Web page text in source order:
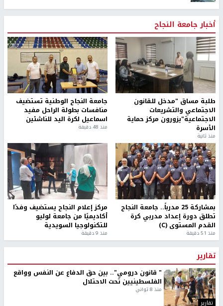
أخبار جامعة النجاح
طلبة مساق "مدخل للقانون
الاجتماعي والتشريعات
الاجتماعية"يزورون مركز حماية
الأسرة
منذ ثانية
جامعة النجاح الوطنية تستضيف
منافسات بطولة الراحل مفيد
اسماعيل لكرة اليد للناشئين
منذ 48 دقيقة
بمشاركة 25 مدرباً.. جامعة النجاح
تطلق دورة إعداد مدربي كرة
القدم المستوى (C)
منذ 51 دقيقة
مركز إعلام النجاح يستضيف وفدًا
أكاديميًا من جامعة لوليو
للتكنولوجيا السويدية
منذ 9 دقيقة
تقارير
تقارير
" قانون درومي".. بين حق الدفاع عن النفس وواقع
الفلسطينيين تحت الاحتلال
منذ 8 ثواني